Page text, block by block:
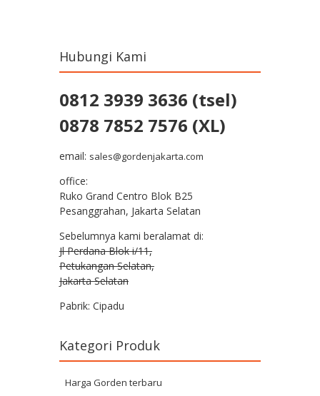
Hubungi Kami
0812 3939 3636 (tsel)
0878 7852 7576 (XL)
email: sales@gordenjakarta.com
office:
Ruko Grand Centro Blok B25
Pesanggrahan, Jakarta Selatan
Sebelumnya kami beralamat di:
Jl Perdana Blok i/11,
Petukangan Selatan,
Jakarta Selatan
Pabrik: Cipadu
Kategori Produk
Harga Gorden terbaru